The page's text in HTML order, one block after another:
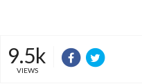
9.5k
VIEWS